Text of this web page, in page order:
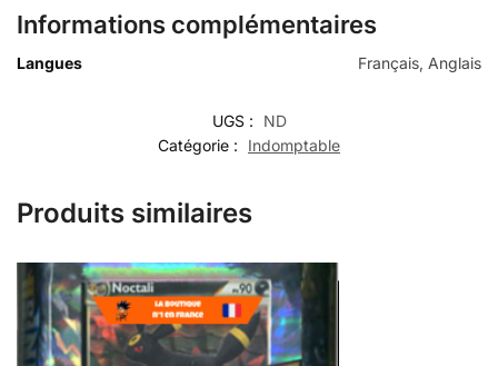
Informations complémentaires
Langues Français, Anglais
UGS :
ND
Catégorie :
Indomptable
Produits similaires